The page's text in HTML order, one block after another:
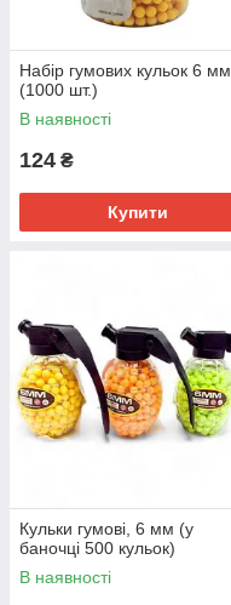
Набір гумових кульок 6 мм
(1000 шт.)
В наявності
124 ₴
Купити
Кульки гумові, 6 мм (у
баночці 500 кульок)
В наявності